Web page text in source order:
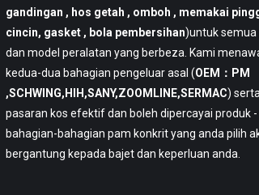
gandingan , hos getah , omboh , memakai
cincin, gasket , bola pembersihan)untuk semua
dan model peralatan yang berbeza. Kami
kedua-dua bahagian pengeluar asal (OEM：PM
,SCHWING,HIH,SANY,ZOOMLINE,SERMAC)
pasaran kos efektif dan boleh dipercayai produk -
bahagian-bahagian pam konkrit yang anda pilih
bergantung kepada bajet dan keperluan anda.